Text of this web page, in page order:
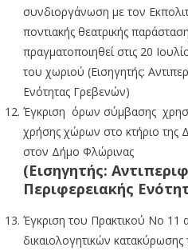
συνδιοργάνωση με τον
ποντιακής θεατρικής
πραγματοποιηθεί στις 20
του χωριού (Εισηγητής:
Ενότητας Γρεβενών)
Έγκριση όρων σύμβασης
χρήσης χώρων στο κτήριο της
στον Δήμο Φλώρινας
(Εισηγητής:
Περιφερειακής
Έγκριση του Πρακτικού Νο 11
δικαιολογητικών